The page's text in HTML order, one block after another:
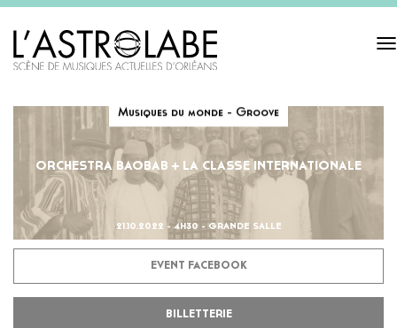
Musiques du monde - Groove
ORCHESTRA BAOBAB + LA CLASSE INTERNATIONALE
21.10.2022 - 4H30 - GRANDE SALLE
EVENT FACEBOOK
BILLETTERIE